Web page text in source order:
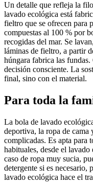
Un detalle que refleja la
lavado ecológica está
fieltro que se ofrecen para
compuestas al 100 % por
recogidas del mar. Se
láminas de fieltro, a partir
húngara fabrica las fundas.
decisión consciente. La
final, sino con el material.
Para toda la
La bola de lavado
deportiva, la ropa de cama
complicadas. Es apta para
habituales, desde el
caso de ropa muy sucia,
detergente si es necesario,
lavado ecológica hace el